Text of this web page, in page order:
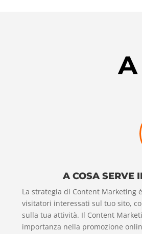
A COSA SERVE
La strategia di Content Marketing
visitatori interessati sul tuo sito,
sulla tua attività. Il Content
importanza nella promozione